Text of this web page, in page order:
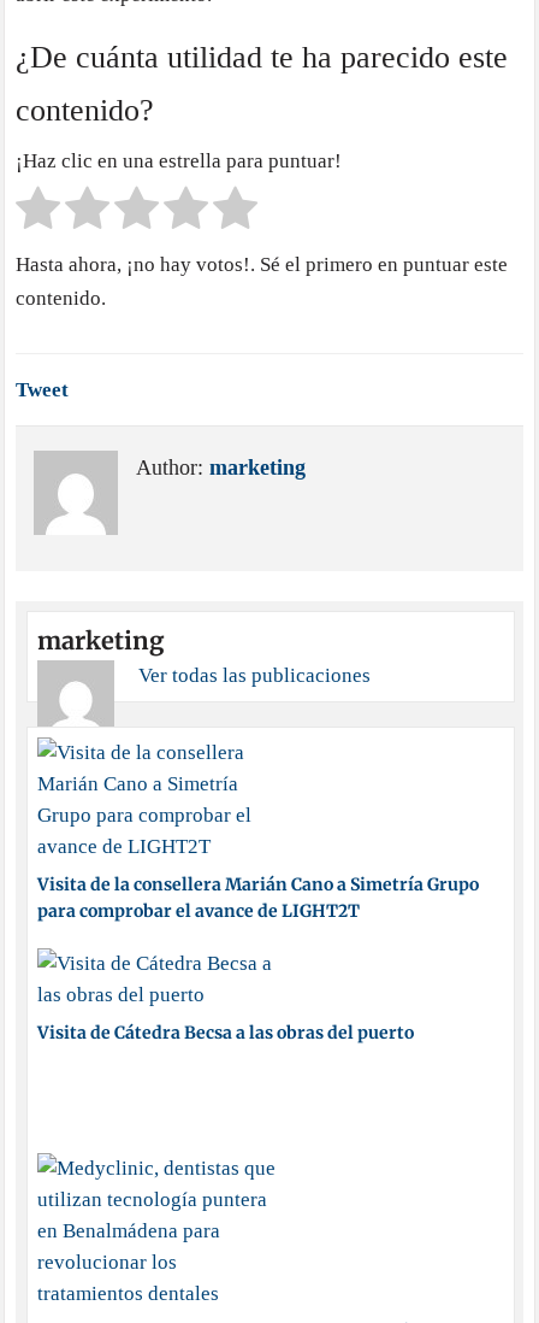
¿De cuánta utilidad te ha parecido este
contenido?
¡Haz clic en una estrella para puntuar!
Hasta ahora, ¡no hay votos!. Sé el primero en puntuar este
contenido.
Tweet
Author:marketing
marketing
Ver todas las publicaciones
Visita de la consellera Marián Cano a Simetría Grupo
para comprobar el avance de LIGHT2T
Visita de Cátedra Becsa a las obras del puerto